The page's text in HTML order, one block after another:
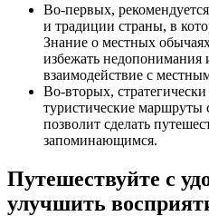
Во-первых, рекомендуется
и традиции страны, в
Знание о местных
избежать недопонимания
взаимодействие с
Во-вторых,
туристические
позволит сделать
запоминающимся.
Путешествуйте с
улучшить